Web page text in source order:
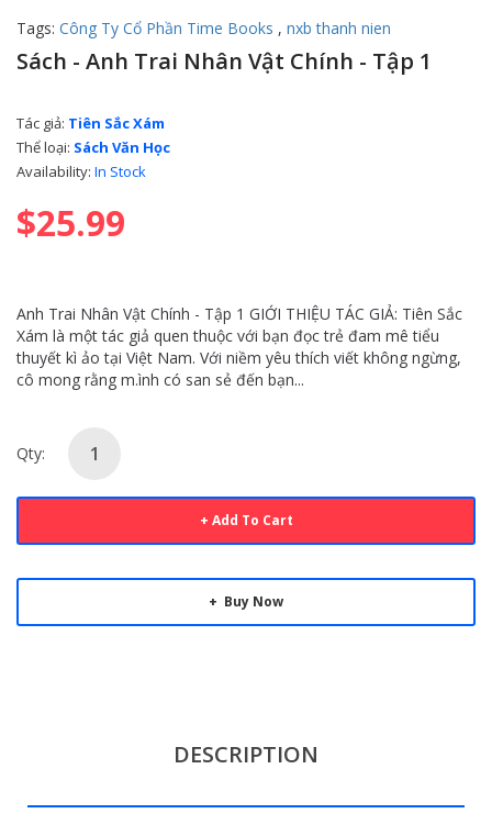
Tags: Công Ty Cổ Phần Time Books , nxb thanh nien
Sách - Anh Trai Nhân Vật Chính - Tập 1
Tác giả: Tiên Sắc Xám
Thể loại: Sách Văn Học
Availability: In Stock
$25.99
Anh Trai Nhân Vật Chính - Tập 1 GIỚI THIỆU TÁC GIẢ: Tiên Sắc
Xám là một tác giả quen thuộc với bạn đọc trẻ đam mê tiểu
thuyết kì ảo tại Việt Nam. Với niềm yêu thích viết không ngừng,
cô mong rằng m.ình có san sẻ đến bạn...
Qty:
Add To Cart
Buy Now
DESCRIPTION